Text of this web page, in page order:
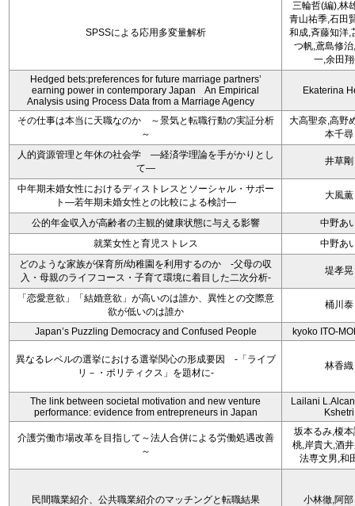
SPSSによる応用多変量解析
三輪哲(編),林
青山祐季,石田
和成,斉藤知洋,
つ帆,鳶島修
一,余田
Hedged bets:preferences for future marriage partners’
earning power in contemporary Japan An Empirical
Analysis using Process Data from a Marriage Agency
Ekaterina
その仕事は本当に天職なのか ～景気と転職行動の実証分析
～
大高聖奈,高野
本千尋
人的資源管理と年休の社会学 ―経済学理論を手がかりとし
て―
井草剛
中年期未婚女性におけるディストレスとソーシャル・サポー
ト―若年期未婚女性との比較による検討―
大風薫
公的年金収入が高齢者の主観的健康状態に与える影響
中野あ
就業女性と育児ストレス
中野あ
どのような家族が保育所/幼稚園を利用するのか -父母の収
入・母親のライフコース・子育て環境に着目した二次分析-
堤孝晃
「恋愛意欲」「結婚意欲」が高いのは誰か、異性との交際意
欲が低いのは誰か
桶川泰
Japan’s Puzzling Democracy and Confused People kyoko ITO-
異なるレベルの選挙における選挙関心の形成要因 -「ライブ
リ－・ポリティクス」を題材に-
林香織
The link between societal motivation and new venture
performance: evidence from entrepreneurs in Japan
Lailani
Kshetri
介護労働市場改革を目指して～法人合併による労働処遇改善
～
坂本るみ,榎
桃,岸貴大,酒
法専文男,和
民間職業紹介、公共職業紹介のマッチングと転職結果 小林徹,阿部